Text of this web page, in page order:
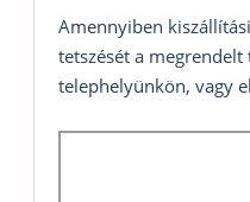
Amennyiben
tetszését a
telephelyünkön, vagy